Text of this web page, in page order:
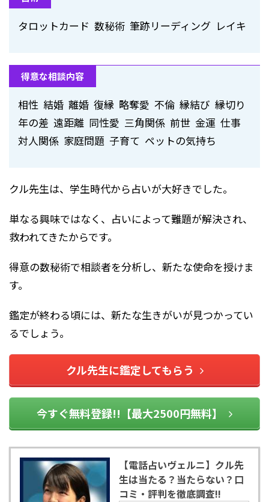
タロットカード 数秘術 筆跡リーディング レイキ
得意な相談内容
相性 結婚 離婚 復縁 略奪愛 不倫 縁結び 縁切り
年の差 遠距離 同性愛 三角関係 前世 金運 仕事
対人関係 家庭問題 子育て ペットの気持ち
クル先生は、学生時代から占いが大好きでした。
単なる興味ではなく、占いによって難題が解決され、
救われてきたからです。
得意の数秘術で相談者を分析し、新たな使命を授けま
す。
鑑定が終わる頃には、新たな生きがいが見つかってい
るでしょう。
クル先生に鑑定してもらう
今すぐ無料登録!!【最大2500円無料】
【電話占いヴェルニ】クル先
生は当たる？当たらない？口
コミ・評判を徹底調査!!